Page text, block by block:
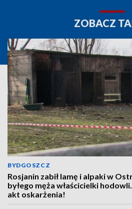
ZOBACZ
BYDGOSZCZ
Rosjanin zabił lamę i alpaki w
byłego męża właścicielki
akt oskarżenia!